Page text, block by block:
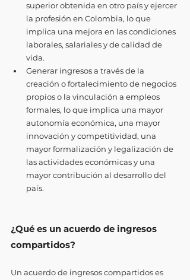
superior obtenida en otro país y ejercer
la profesión en Colombia, lo que
implica una mejora en las condiciones
laborales, salariales y de calidad de
vida.
Generar ingresos a través de la
creación o fortalecimiento de negocios
propios o la vinculación a empleos
formales, lo que implica una mayor
autonomía económica, una mayor
innovación y competitividad, una
mayor formalización y legalización de
las actividades económicas y una
mayor contribución al desarrollo del
país.
¿Qué es un acuerdo de ingresos
compartidos?
Un acuerdo de ingresos compartidos es